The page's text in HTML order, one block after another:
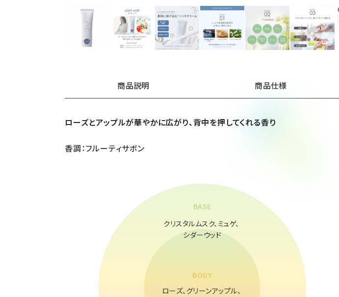
商品説明 商品仕様
ローズとアップルが華やかに広がり、背中を押してくれる香り
香調：フルーティサボン
BASE
クリスタルムスク、ミュゲ、
シダーウッド
BODY
ローズ、グリーンアップル、